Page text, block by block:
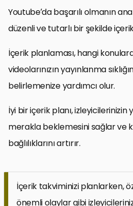
Youtube’da başarılı olmanın
düzenli ve tutarlı bir şekilde
İçerik planlaması, hangi
videolarınızın yayınlanma
belirlemenize yardımcı olur.
İyi bir içerik planı, izleyicilerinizin
merakla beklemesini sağlar ve
bağlılıklarını artırır.
İçerik takviminizi planlarken,
önemli olaylar gibi